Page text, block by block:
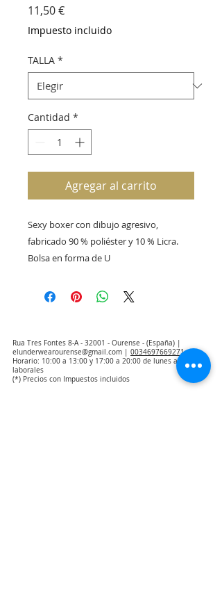
11,50 €Precio
Impuesto incluido
TALLA *
Cantidad *
Agregar al carrito
Sexy boxer con dibujo agresivo,
fabricado 90 % poliéster y 10 % Licra.
Bolsa en forma de U
Rua Tres Fontes 8-A - 32001 - Ourense - (España) |
elunderwearourense@gmail.com
0034697669271
Horario: 10:00 a 13:00 y 17:00 a 20:00 de lunes a viernes
laborales
(*) Precios con Impuestos incluidos